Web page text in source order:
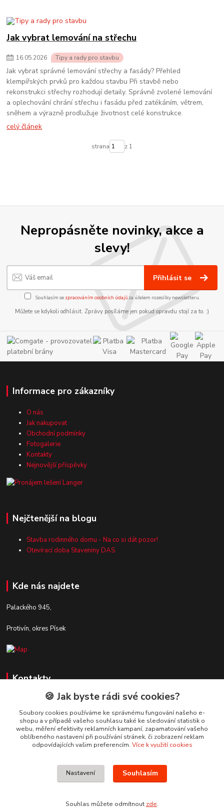
Jak vybrat lemování na střechu
16.05.2026 Tipy a rady pro stavbu
Jak vybrat správné lemování střechy a fasády? Přehled
klempířských prvků pro každou stavbu Při stavbě nebo
rekonstrukci střechy rozhodují detaily. Správně zvolené lemování
a oplechování chrání střechu i fasádu před zatékáním, větrem,
sněhem a výrazně prodlužuje životnost celé konstrukce.
celý článek
strana z 1
Nepropásněte novinky, akce a
slevy!
Přihlásit se
Souhlasím se zpracováním osobních údajůza účelem rozesílky newsletteru.
Můžete se kdykoli odhlásit. Zprávy posíláme jen pokud opravdu stojí za to. :)
Informace pro zákazníky
O nás
Jak nakupovat
Obchodní podmínky
Fotogalerie
Kontakty
Nejnovější příspěvky
Nejčtenější na blogu
Stavba rodinného domu - Na co si dát pozor!
Otevírací doba Staveniny DAS
Kde nás najdete
Palackého 945,
Protivín, okres Písek
Kontakty
Zákaznická podpora Stavby DaS
+420 720 190 190
(Po-Pá, 7-16 hod.)
info@stavbydas.cz
🍪 Jak byste rádi své cookies?
Soubory cookies používáme ke správnému fungování našeho e-
shopu a v případě vašeho souhlasu také ke sledování statistik o
webu, měření efektivity reklamních kampaní, zapamatování vašeho
oblíbeného nastavení při používání stránek, či zobrazení reklam
odpovídajících vašim preferencím. Více k využití cookies
Nastavení Souhlasím
Souhlas můžete odmítnout zde.